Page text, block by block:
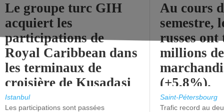
Le groupe turc GIH
acquiert les
participations de
Royal Caribbean dans
les terminaux de
croisière de Kusadasi
et de Lisbonne.
Istanbul
Les participations sont passées
Au cours
semestre,
russes
millions
(+5,8%).
Saint-Pétersbourg
Trafic record au